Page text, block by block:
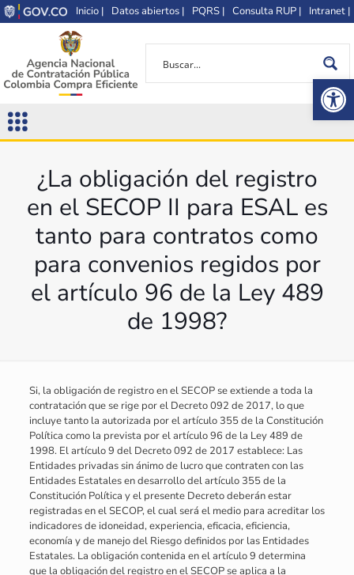
Inicio | Datos abiertos | PQRS | Consulta RUP | Intranet |
¿La obligación del registro
en el SECOP II para ESAL es
tanto para contratos como
para convenios regidos por
el artículo 96 de la Ley 489
de 1998?
Si, la obligación de registro en el SECOP se extiende a toda la
contratación que se rige por el Decreto 092 de 2017, lo que
incluye tanto la autorizada por el artículo 355 de la Constitución
Política como la prevista por el artículo 96 de la Ley 489 de
1998. El artículo 9 del Decreto 092 de 2017 establece: Las
Entidades privadas sin ánimo de lucro que contraten con las
Entidades Estatales en desarrollo del artículo 355 de la
Constitución Política y el presente Decreto deberán estar
registradas en el SECOP, el cual será el medio para acreditar los
indicadores de idoneidad, experiencia, eficacia, eficiencia,
economía y de manejo del Riesgo definidos por las Entidades
Estatales. La obligación contenida en el artículo 9 determina
que la obligación del registro en el SECOP se aplica a la